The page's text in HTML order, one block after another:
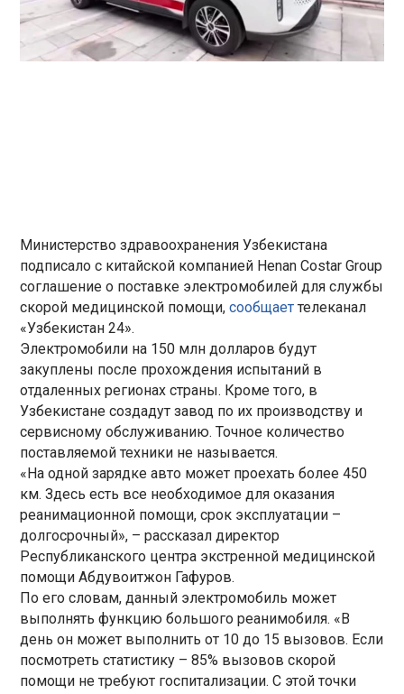
Министерство здравоохранения Узбекистана
подписало с китайской компанией Henan Costar Group
соглашение о поставке электромобилей для службы
скорой медицинской помощи,сообщаеттелеканал
«Узбекистан 24».
Электромобили на 150 млн долларов будут
закуплены после прохождения испытаний в
отдаленных регионах страны. Кроме того, в
Узбекистане создадут завод по их производству и
сервисному обслуживанию. Точное количество
поставляемой техники не называется.
«На одной зарядке авто может проехать более 450
км. Здесь есть все необходимое для оказания
реанимационной помощи, срок эксплуатации –
долгосрочный», – рассказал директор
Республиканского центра экстренной медицинской
помощи Абдувоитжон Гафуров.
По его словам, данный электромобиль может
выполнять функцию большого реанимобиля. «В
день он может выполнить от 10 до 15 вызовов. Если
посмотреть статистику – 85% вызовов скорой
помощи не требуют госпитализации. С этой точки